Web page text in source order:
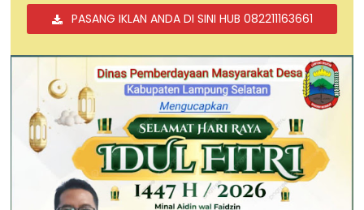
PASANG IKLAN ANDA DI SINI HUB 082211163661